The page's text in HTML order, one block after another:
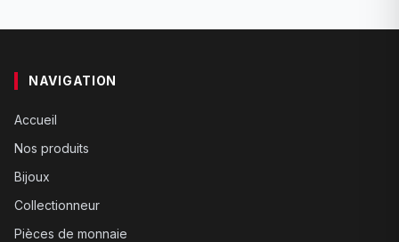
NAVIGATION
Accueil
Nos produits
Bijoux
Collectionneur
Pièces de monnaie